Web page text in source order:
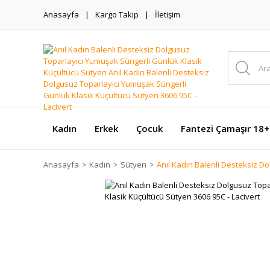
Anasayfa Kargo Takip İletişim
Kadın Erkek Çocuk Fantezi Çamaşır 18+
Anasayfa Kadın Sütyen Anıl Kadın Balenli Desteksiz